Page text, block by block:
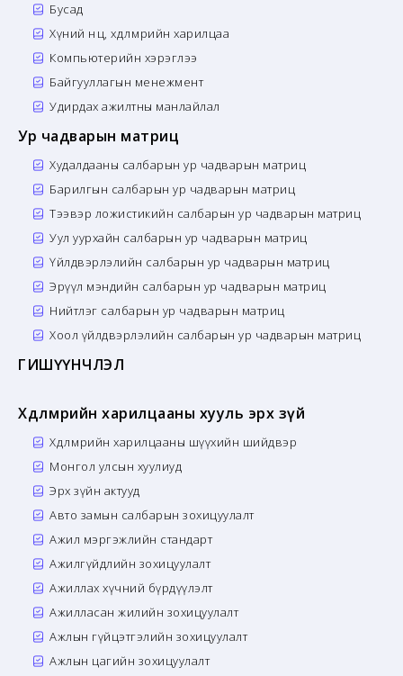
Бусад
Хүний нөөц, хөдөлмөрийн харилцаа
Компьютерийн хэрэглээ
Байгууллагын менежмент
Удирдах ажилтны манлайлал
Ур чадварын матриц
Худалдааны салбарын ур чадварын матриц
Барилгын салбарын ур чадварын матриц
Тээвэр ложистикийн салбарын ур чадварын матриц
Уул уурхайн салбарын ур чадварын матриц
Үйлдвэрлэлийн салбарын ур чадварын матриц
Эрүүл мэндийн салбарын ур чадварын матриц
Нийтлэг салбарын ур чадварын матриц
Хоол үйлдвэрлэлийн салбарын ур чадварын матриц
ГИШҮҮНЧЛЭЛ
Хөдөлмөрийн харилцааны хууль эрх зүй
Хөдөлмөрийн харилцааны шүүхийн шийдвэр
Монгол улсын хуулиуд
Эрх зүйн актууд
Авто замын салбарын зохицуулалт
Ажил мэргэжлийн стандарт
Ажилгүйдлийн зохицуулалт
Ажиллах хүчний бүрдүүлэлт
Ажилласан жилийн зохицуулалт
Ажлын гүйцэтгэлийн зохицуулалт
Ажлын цагийн зохицуулалт